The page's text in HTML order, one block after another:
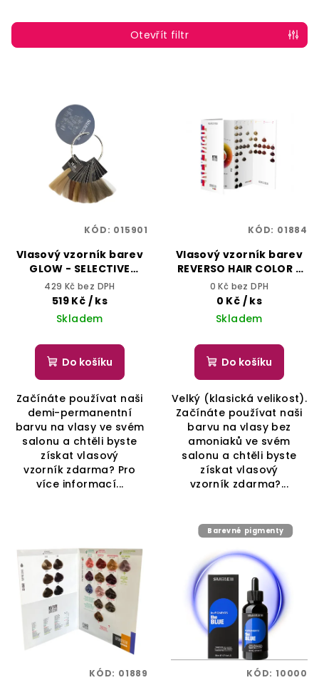
p
Otevřít filtr
dVlasový vzorník barev
GLOW - SELECTIVE
PROFESSIONAL
429 Kč bez DPH
519 Kč / ks
Skladem
Do košíku
Začínáte používat naši
demi-permanentní
barvu na vlasy ve svém
salonu a chtěli byste
získat vlasový
vzorník zdarma? Pro
více informací...
KÓD: 015901
Vlasový vzorník barev
REVERSO HAIR COLOR -
SELECTIVE
PROFESSIONAL
0 Kč bez DPH
0 Kč / ks
Skladem
Do košíku
Velký (klasická velikost).
Začínáte používat naši
barvu na vlasy bez
amoniaků ve svém
salonu a chtěli byste
získat vlasový
vzorník zdarma?...
KÓD: 01884
KÓD: 01889
Barevné pigmenty
KÓD: 10000